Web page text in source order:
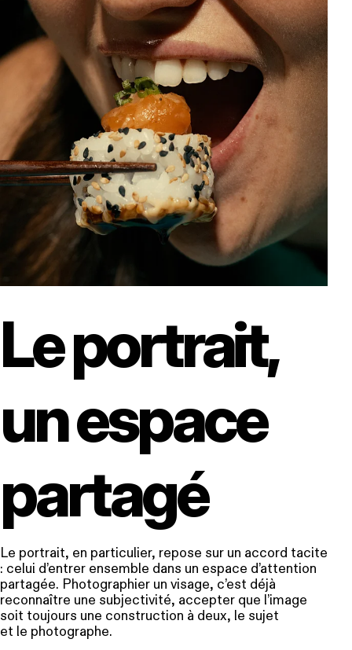
Le portrait,
un espace
partagé
Le portrait, en particulier, repose sur un accord tacite
: celui d’entrer ensemble dans un espace d’attention
partagée. Photographier un visage, c’est déjà
reconnaître une subjectivité, accepter que l’image
soit toujours une construction à deux, le sujet
et le photographe.